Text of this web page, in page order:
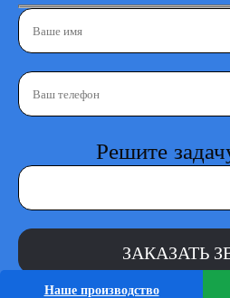
Наше производство
Решите